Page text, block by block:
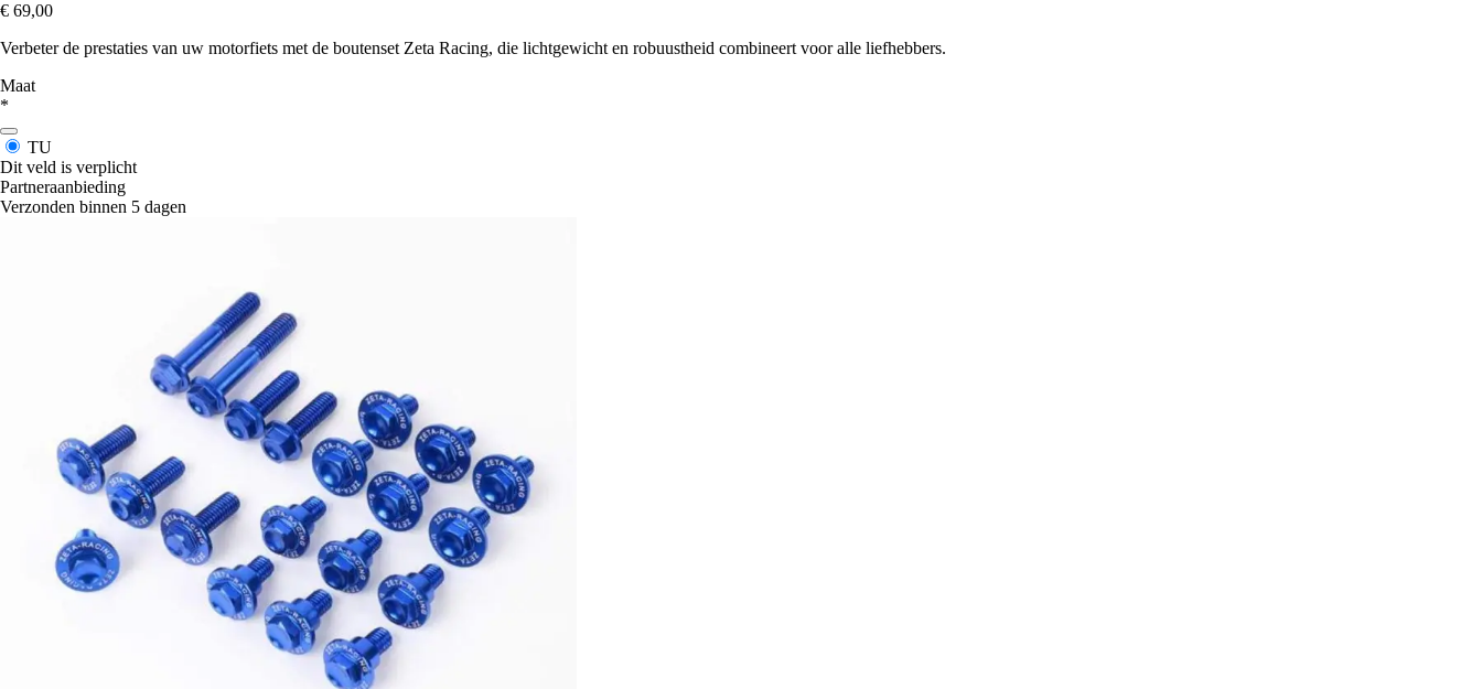
€ 69,00
Verbeter de prestaties van uw motorfiets met de boutenset Zeta Racing, die lichtgewicht en robuustheid combineert voor alle liefhebbers.
Maat
*
TU
Dit veld is verplicht
Partneraanbieding
Verzonden binnen 5 dagen